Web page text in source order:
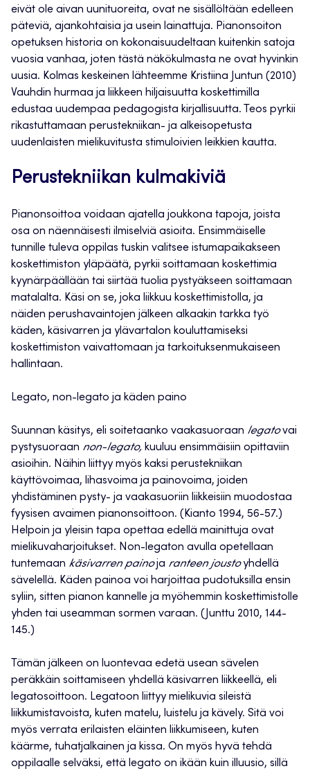
eivät ole aivan uunituoreita, ovat ne sisällöltään edelleen
päteviä, ajankohtaisia ja usein lainattuja. Pianonsoiton
opetuksen historia on kokonaisuudeltaan kuitenkin satoja
vuosia vanhaa, joten tästä näkökulmasta ne ovat hyvinkin
uusia. Kolmas keskeinen lähteemme Kristiina Juntun (2010)
Vauhdin hurmaa ja liikkeen hiljaisuutta koskettimilla
edustaa uudempaa pedagogista kirjallisuutta. Teos pyrkii
rikastuttamaan perustekniikan- ja alkeisopetusta
uudenlaisten mielikuvitusta stimuloivien leikkien kautta.
Perustekniikan kulmakiviä
Pianonsoittoa voidaan ajatella joukkona tapoja, joista
osa on näennäisesti ilmiselviä asioita. Ensimmäiselle
tunnille tuleva oppilas tuskin valitsee istumapaikakseen
koskettimiston yläpäätä, pyrkii soittamaan koskettimia
kyynärpäällään tai siirtää tuolia pystyäkseen soittamaan
matalalta. Käsi on se, joka liikkuu koskettimistolla, ja
näiden perushavaintojen jälkeen alkaakin tarkka työ
käden, käsivarren ja ylävartalon kouluttamiseksi
koskettimiston vaivattomaan ja tarkoituksenmukaiseen
hallintaan.
Legato, non-legato ja käden paino
Suunnan käsitys, eli soitetaanko vaakasuoraan legatovai
pystysuoraan non-legato, kuuluu ensimmäisiin opittaviin
asioihin. Näihin liittyy myös kaksi perustekniikan
käyttövoimaa, lihasvoima ja painovoima, joiden
yhdistäminen pysty- ja vaakasuoriin liikkeisiin muodostaa
fyysisen avaimen pianonsoittoon. (Kianto 1994, 56-57.)
Helpoin ja yleisin tapa opettaa edellä mainittuja ovat
mielikuvaharjoitukset. Non-legaton avulla opetellaan
tuntemaan käsivarren painoja ranteen joustoyhdellä
sävelellä. Käden painoa voi harjoittaa pudotuksilla ensin
syliin, sitten pianon kannelle ja myöhemmin koskettimistolle
yhden tai useamman sormen varaan. (Junttu 2010, 144-
145.)
Tämän jälkeen on luontevaa edetä usean sävelen
peräkkäin soittamiseen yhdellä käsivarren liikkeellä, eli
legatosoittoon. Legatoon liittyy mielikuvia sileistä
liikkumistavoista, kuten matelu, luistelu ja kävely. Sitä voi
myös verrata erilaisten eläinten liikkumiseen, kuten
käärme, tuhatjalkainen ja kissa. On myös hyvä tehdä
oppilaalle selväksi, että legato on ikään kuin illuusio, sillä